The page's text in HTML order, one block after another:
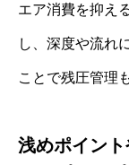
エア消費を抑え
し、深度や流れ
ことで残圧管理
浅めポイン